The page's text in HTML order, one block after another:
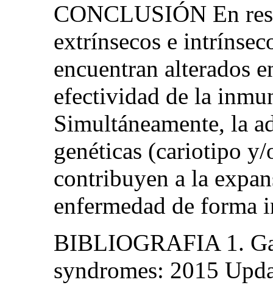
CONCLUSIÓN En
extrínsecos e
encuentran alterados
efectividad de la
Simultáneamente, la
genéticas (cariotipo
contribuyen a la
enfermedad de forma
BIBLIOGRAFIA 1.
syndromes: 2015